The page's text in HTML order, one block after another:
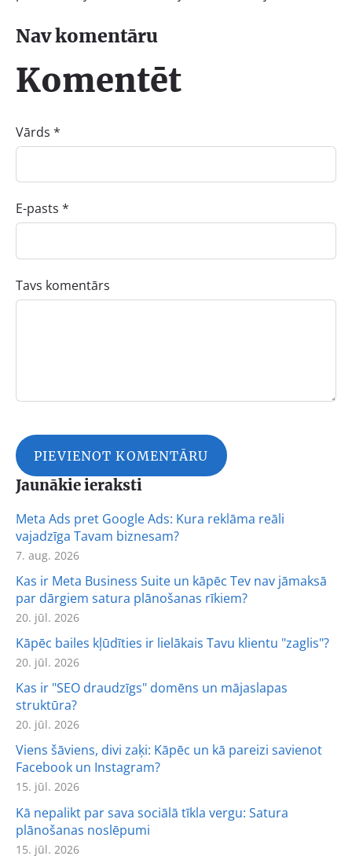
Jaunākie ieraksti
Meta Ads pret Google Ads: Kura reklāma reāli
vajadzīga Tavam biznesam?
7. aug. 2026
Kas ir Meta Business Suite un kāpēc Tev nav jāmaksā
par dārgiem satura plānošanas rīkiem?
20. jūl. 2026
Kāpēc bailes kļūdīties ir lielākais Tavu klientu "zaglis"?
20. jūl. 2026
Kas ir "SEO draudzīgs" domēns un mājaslapas
struktūra?
20. jūl. 2026
Viens šāviens, divi zaķi: Kāpēc un kā pareizi savienot
Facebook un Instagram?
15. jūl. 2026
Kā nepalikt par sava sociālā tīkla vergu: Satura
plānošanas noslēpumi
15. jūl. 2026
Nav komentāru
Komentēt
Vārds *
E-pasts *
Tavs komentārs